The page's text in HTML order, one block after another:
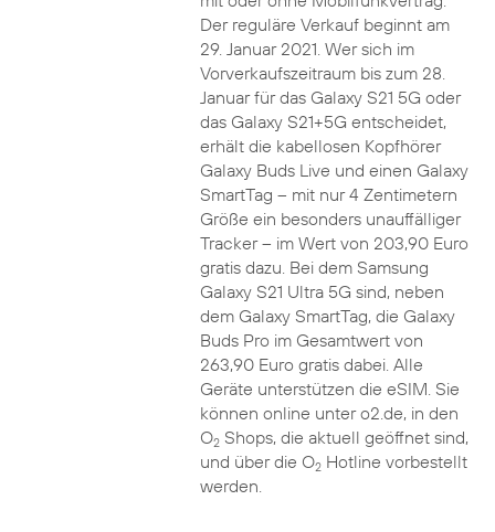
Der reguläre Verkauf beginnt am
29. Januar 2021. Wer sich im
Vorverkaufszeitraum bis zum 28.
Januar für das Galaxy S21 5G oder
das Galaxy S21+5G entscheidet,
erhält die kabellosen Kopfhörer
Galaxy Buds Live und einen Galaxy
SmartTag – mit nur 4 Zentimetern
Größe ein besonders unauffälliger
Tracker – im Wert von 203,90 Euro
gratis dazu. Bei dem Samsung
Galaxy S21 Ultra 5G sind, neben
dem Galaxy SmartTag, die Galaxy
Buds Pro im Gesamtwert von
263,90 Euro gratis dabei. Alle
Geräte unterstützen die eSIM. Sie
können online unter o2.de, in den
O2Shops, die aktuell geöffnet sind,
und über die O2Hotline vorbestellt
werden.